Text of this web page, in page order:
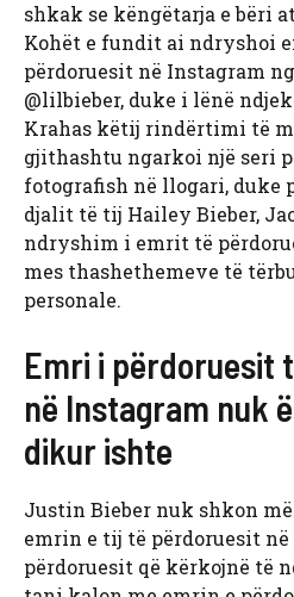
shkak se këngëtarja e bëri
Kohët e fundit ai ndryshoi
përdoruesit në Instagram
@lilbieber, duke i lënë
Krahas këtij rindërtimi të
gjithashtu ngarkoi një seri
fotografish në llogari, duke
djalit të tij Hailey Bieber,
ndryshim i emrit të
mes thashethemeve të
personale.
Emri i përdoruesit
në Instagram nuk
dikur ishte
Justin Bieber nuk shkon
emrin e tij të përdoruesit
përdoruesit që kërkojnë të